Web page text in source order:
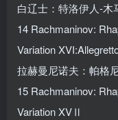
白辽士：特洛伊人-木
14 Rachmaninov:
Variation
拉赫曼尼诺夫：帕格
15 Rachmaninov:
Variation XVⅡ